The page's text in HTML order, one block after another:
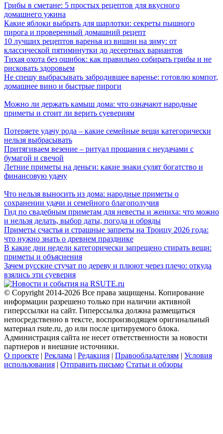
Грибы в сметане: 5 простых рецептов для вкусного
домашнего ужина
Какие яблоки выбрать для шарлотки: секреты пышного
пирога и проверенный домашний рецепт
10 лучших рецептов варенья из вишни на зиму: от
классической пятиминутки до десертных вариантов
Тихая охота без ошибок: как правильно собирать грибы и не
рисковать здоровьем
Не спешу выбрасывать забродившее варенье: готовлю компот,
домашнее вино и быстрые пироги
Можно ли держать камыш дома: что означают народные
приметы и стоит ли верить суевериям
Потеряете удачу рода – какие семейные вещи категорически
нельзя выбрасывать
Притягиваем везение – ритуал прощания с неудачами с
бумагой и свечой
Летние приметы на деньги: какие знаки сулят богатство и
финансовую удачу
Что нельзя выносить из дома: народные приметы о
сохранении удачи и семейного благополучия
Гид по свадебным приметам для невесты и жениха: что можно
и нельзя делать, выбор даты, погода и обряды
Приметы счастья и страшные запреты на Троицу 2026 года:
что нужно знать о древнем празднике
В какие дни недели категорически запрещено стирать вещи:
приметы и объяснения
Зачем русские стучат по дереву и плюют через плечо: откуда
взялись эти суеверия
© Copyright 2014-2026 Все права защищены. Копирование
информации разрешено только при наличии активной
гиперссылки на сайт. Гиперссылка должна размещаться
непосредственно в тексте, воспроизводящем оригинальный
материал rsute.ru, до или после цитируемого блока.
Администрация сайта не несет ответственности за новости
партнеров и внешние источники.
О проекте | Реклама | Редакция | Правообладателям | Условия
использования | Отправить письмо Статьи и обзоры